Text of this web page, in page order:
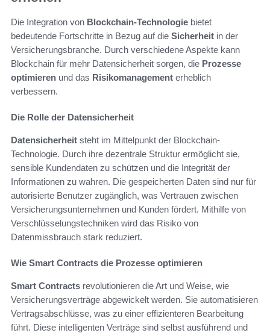
Die Integration von Blockchain-Technologie bietet
bedeutende Fortschritte in Bezug auf die Sicherheit in der
Versicherungsbranche. Durch verschiedene Aspekte kann
Blockchain für mehr Da­ten­si­cher­heit sorgen, die Prozesse
optimieren und das Risikomanagement erheblich
verbessern.
Die Rolle der Datensicherheit
Datensicherheit steht im Mittelpunkt der Blockchain-
Technologie. Durch ihre dezentrale Struktur ermöglicht sie,
sensible Kundendaten zu schützen und die Integrität der
Informationen zu wahren. Die gespeicherten Daten sind nur für
autorisierte Benutzer zugänglich, was Vertrauen zwischen
Versicherungsunternehmen und Kunden fördert. Mithilfe von
Verschlüsselungstechniken wird das Risiko von
Datenmissbrauch stark reduziert.
Wie Smart Contracts die Prozesse optimieren
Smart Contracts revolutionieren die Art und Weise, wie
Versicherungsverträge abgewickelt werden. Sie automatisieren
Vertragsabschlüsse, was zu einer effizienteren Bearbeitung
führt. Diese intelligenten Verträge sind selbst ausführend und